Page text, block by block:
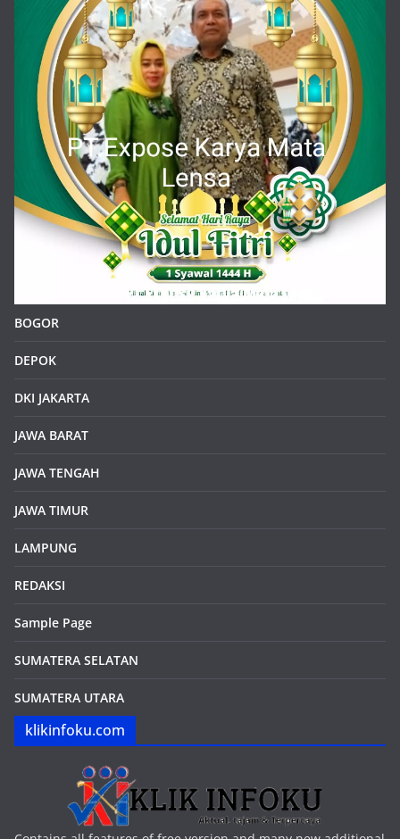
BOGOR
DEPOK
DKI JAKARTA
JAWA BARAT
JAWA TENGAH
JAWA TIMUR
LAMPUNG
REDAKSI
Sample Page
SUMATERA SELATAN
SUMATERA UTARA
klikinfoku.com